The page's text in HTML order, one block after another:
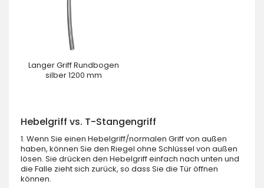
Langer Griff Rundbogen
silber 1200 mm
Hebelgriff vs. T-Stangengriff
1. Wenn Sie einen Hebelgriff/normalen Griff von außen
haben, können Sie den Riegel ohne Schlüssel von außen
lösen. Sie drücken den Hebelgriff einfach nach unten und
die Falle zieht sich zurück, so dass Sie die Tür öffnen
können.